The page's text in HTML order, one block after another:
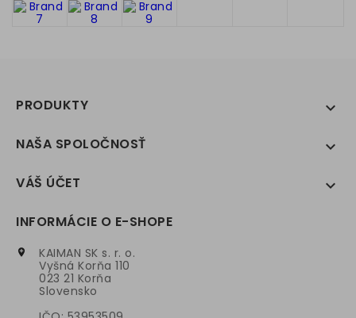
PRODUKTY 
NAŠA SPOLOČNOSŤ 
VÁŠ ÚČET 
INFORMÁCIE O E-SHOPE

KAIMAN SK s. r. o.
Vyšná Korňa 110
023 21 Korňa
Slovensko